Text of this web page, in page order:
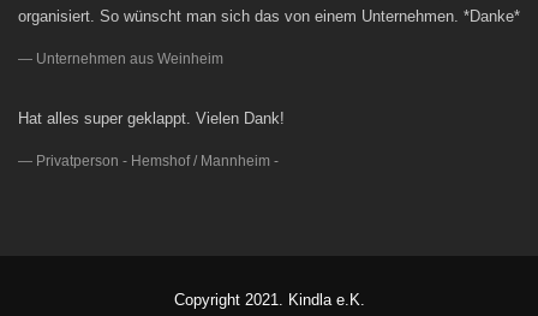
organisiert. So wünscht man sich das von einem Unternehmen. *Danke*
Unternehmen aus Weinheim
Hat alles super geklappt. Vielen Dank!
Privatperson - Hemshof / Mannheim -
Copyright 2021. Kindla e.K.